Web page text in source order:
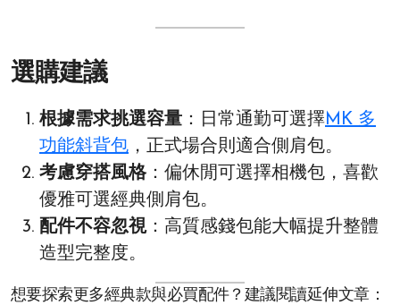
選購建議
根據需求挑選容量 ：日常通勤可選擇MK 多
功能斜背包 ，正式場合則適合側肩包。
考慮穿搭風格 ：偏休閒可選擇相機包，喜歡
優雅可選經典側肩包。
配件不容忽視：高質感錢包能大幅提升整體
造型完整度。
想要探索更多經典款與必買配件？建議閱讀延伸文章：